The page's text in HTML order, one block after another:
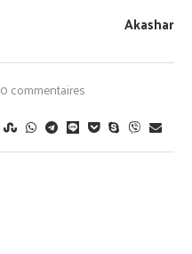
Akashar
0 commentaires